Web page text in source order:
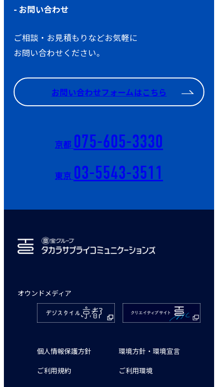
- お問い合わせ
ご相談・お見積もりなどお気軽に
お問い合わせください。
お問い合わせフォームはこちら
京都 075-605-3330
東京 03-5543-3511
オウンドメディア
個人情報保護方針
環境方針・環境宣言
ご利用規約
ご利用環境